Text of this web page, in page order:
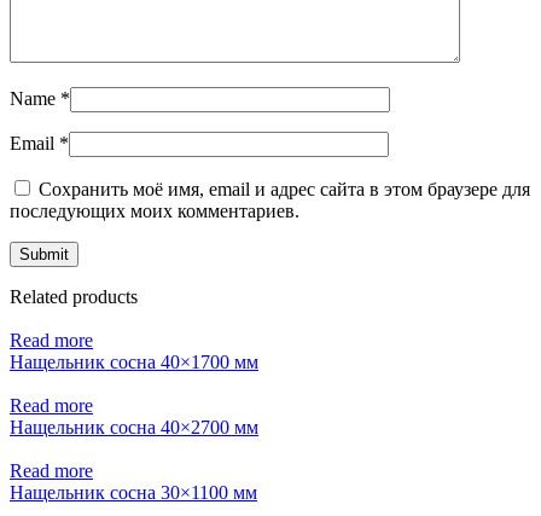
Name *
Email *
Сохранить моё имя, email и адрес сайта в этом браузере для
последующих моих комментариев.
Related products
Read more
Нащельник сосна 40×1700 мм
Read more
Нащельник сосна 40×2700 мм
Read more
Нащельник сосна 30×1100 мм